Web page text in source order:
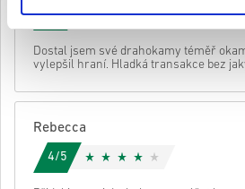
• Zadej svou e-mailovou adresu
• Vyber preferovaný způsob platby
kódu.
zrušení
5/5
Dostal jsem své drahokamy téměř
vylepšil hraní. Hladká transakce bez
Rebecca
4/5